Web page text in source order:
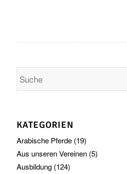
KATEGORIEN
Arabische Pferde(19)
Aus unseren Vereinen(5)
Ausbildung(124)